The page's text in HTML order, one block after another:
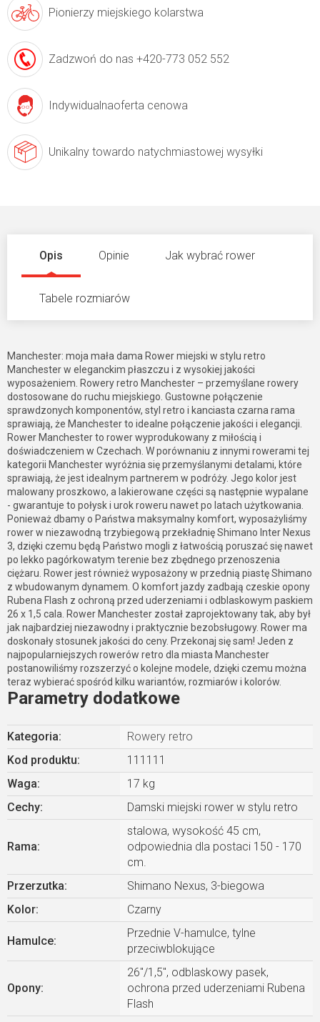
Pionierzy miejskiego kolarstwa
Zadzwoń do nas +420-773 052 552
Indywidualnaoferta cenowa
Unikalny towardo natychmiastowej wysyłki
Opis Opinie Jak wybrać rower
Tabele rozmiarów
Manchester: moja mała dama Rower miejski w stylu retro
Manchester w eleganckim płaszczu i z wysokiej jakości
wyposażeniem. Rowery retro Manchester – przemyślane rowery
dostosowane do ruchu miejskiego. Gustowne połączenie
sprawdzonych komponentów, styl retro i kanciasta czarna rama
sprawiają, że Manchester to idealne połączenie jakości i elegancji.
Rower Manchester to rower wyprodukowany z miłością i
doświadczeniem w Czechach. W porównaniu z innymi rowerami tej
kategorii Manchester wyróżnia się przemyślanymi detalami, które
sprawiają, że jest idealnym partnerem w podróży. Jego kolor jest
malowany proszkowo, a lakierowane części są następnie wypalane
- gwarantuje to połysk i urok roweru nawet po latach użytkowania.
Ponieważ dbamy o Państwa maksymalny komfort, wyposażyliśmy
rower w niezawodną trzybiegową przekładnię Shimano Inter Nexus
3, dzięki czemu będą Państwo mogli z łatwością poruszać się nawet
po lekko pagórkowatym terenie bez zbędnego przenoszenia
ciężaru. Rower jest również wyposażony w przednią piastę Shimano
z wbudowanym dynamem. O komfort jazdy zadbają czeskie opony
Rubena Flash z ochroną przed uderzeniami i odblaskowym paskiem
26 x 1,5 cala. Rower Manchester został zaprojektowany tak, aby był
jak najbardziej niezawodny i praktycznie bezobsługowy. Rower ma
doskonały stosunek jakości do ceny. Przekonaj się sam! Jeden z
najpopularniejszych rowerów retro dla miasta Manchester
postanowiliśmy rozszerzyć o kolejne modele, dzięki czemu można
teraz wybierać spośród kilku wariantów, rozmiarów i kolorów.
Parametry dodatkowe
Kategoria:
Rowery retro
Kod produktu:
111111
Waga:
17 kg
Cechy: Damski miejski rower w stylu retro
Rama:
stalowa, wysokość 45 cm,
odpowiednia dla postaci 150 - 170
cm.
Przerzutka:
Shimano Nexus, 3-biegowa
Kolor: Czarny
Hamulce:
Przednie V-hamulce, tylne
przeciwblokujące
Opony:
26"/1,5", odblaskowy pasek,
ochrona przed uderzeniami Rubena
Flash